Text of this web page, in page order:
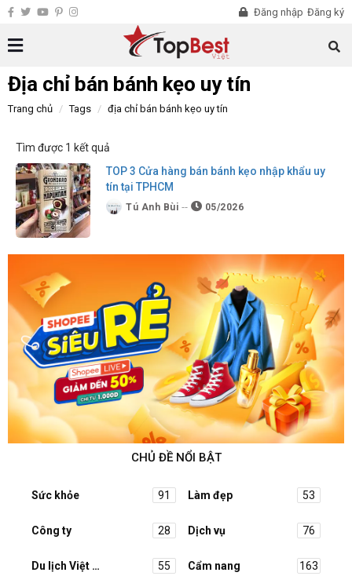
Đăng nhập Đăng ký
Địa chỉ bán bánh kẹo uy tín
Trang chủ Tags địa chỉ bán bánh kẹo uy tín
Tìm được 1 kết quả
TOP 3 Cửa hàng bán bánh kẹo nhập khẩu uy
tín tại TPHCM
Tú Anh Bùi 05/2026
CHỦ ĐỀ NỔI BẬT
Sức khỏe 91 Làm đẹp 53
Công ty 28 Dịch vụ 76
Du lịch Việt Nam 55 Cẩm nang 163